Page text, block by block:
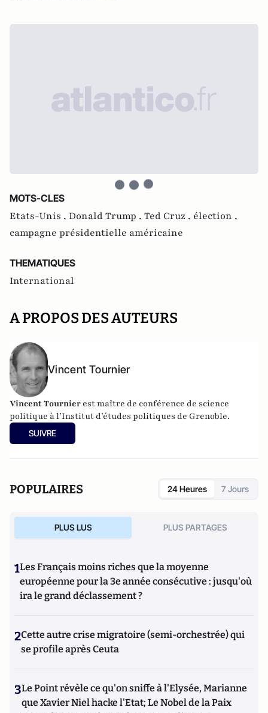
MOTS-CLES
Etats-Unis , Donald Trump , Ted Cruz , élection ,
campagne présidentielle américaine
THEMATIQUES
International
A PROPOS DES AUTEURS
Vincent Tournier
Vincent Tournier est maître de conférence de science
politique à l’Institut d’études politiques de Grenoble.
SUIVRE
POPULAIRES 24 Heures 7 Jours
PLUS LUS PLUS PARTAGES
1Les Français moins riches que la moyenne
européenne pour la 3e année consécutive : jusqu'où
ira le grand déclassement ?
2Cette autre crise migratoire (semi-orchestrée) qui
se profile après Ceuta
3Le Point révèle ce qu'on sniffe à l'Elysée, Marianne
que Xavier Niel hacke l'Etat; Le Nobel de la Paix